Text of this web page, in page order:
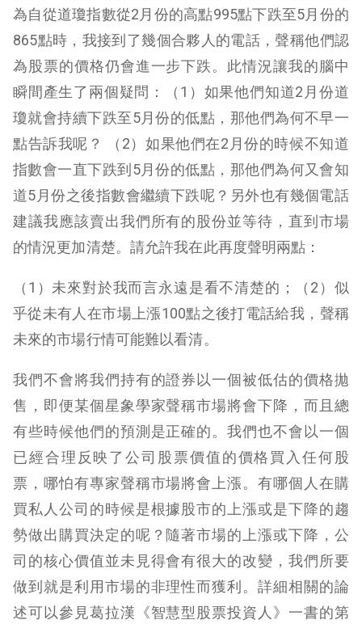
為自從道瓊指數從2月份的高點995點下跌至5月份的
865點時，我接到了幾個合夥人的電話，聲稱他們認
為股票的價格仍會進一步下跌。此情況讓我的腦中
瞬間產生了兩個疑問：（1）如果他們知道2月份道
瓊就會持續下跌至5月份的低點，那他們為何不早一
點告訴我呢？ （2）如果他們在2月份的時候不知道
指數會一直下跌到5月份的低點，那他們為何又會知
道5月份之後指數會繼續下跌呢？另外也有幾個電話
建議我應該賣出我們所有的股份並等待，直到市場
的情況更加清楚。請允許我在此再度聲明兩點：
（1）未來對於我而言永遠是看不清楚的；（2）似
乎從未有人在市場上漲100點之後打電話給我，聲稱
未來的市場行情可能難以看清。
我們不會將我們持有的證券以一個被低估的價格拋
售，即便某個星象學家聲稱市場將會下降，而且總
有些時候他們的預測是正確的。我們也不會以一個
已經合理反映了公司股票價值的價格買入任何股
票，哪怕有專家聲稱市場將會上漲。有哪個人在購
買私人公司的時候是根據股市的上漲或是下降的趨
勢做出購買決定的呢？隨著市場的上漲或下降，公
司的核心價值並未見得會有很大的改變，我們所要
做到就是利用市場的非理性而獲利。詳細相關的論
述可以參見葛拉漢《智慧型股票投資人》一書的第